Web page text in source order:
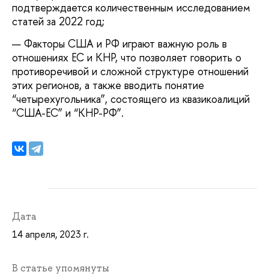
подтверждается количественным исследованием
статей за 2022 год;
Факторы США и РФ играют важную роль в
отношениях ЕС и КНР, что позволяет говорить о
противоречивой и сложной структуре отношений
этих регионов, а также вводить понятие
“четырехугольника”, состоящего из квазикоалиций
“США-ЕС” и “КНР-РФ”.
Дата
14 апреля, 2023 г.
В статье упомянуты